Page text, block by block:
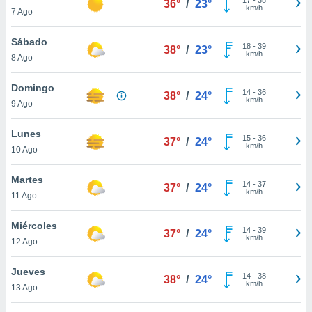
más
nuestra
y
de
disponible
cookies
aceptar
7 Ago
36° / 23°
km/h
Sábado
8 Ago
38° / 23° 18- 39
km/h
Domingo
9 Ago
38° / 24° 14- 36
km/h
Lunes
10 Ago
37° / 24° 15- 36
km/h
Martes
11 Ago
37° / 24° 14- 37
km/h
Miércoles
12 Ago
37° / 24° 14- 39
km/h
Jueves
13 Ago
38° / 24° 14- 38
km/h